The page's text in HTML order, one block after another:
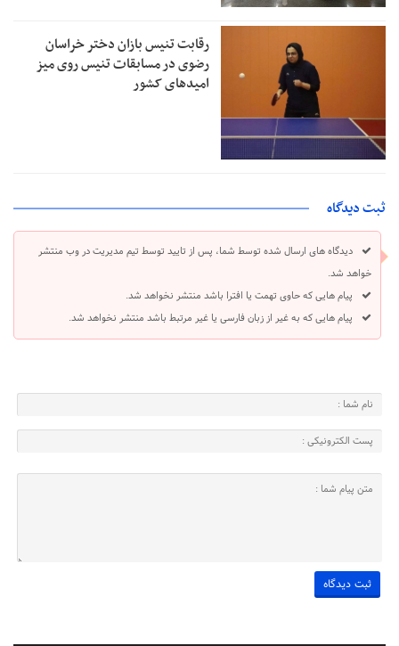
رقابت تنیس بازان دختر خراسان
رضوی در مسابقات تنیس روی میز
امیدهای کشور
ثبت دیدگاه
دیدگاه های ارسال شده توسط شما، پس از تایید توسط تیم مدیریت در وب منتشر
خواهد شد.
پیام هایی که حاوی تهمت یا افترا باشد منتشر نخواهد شد.
پیام هایی که به غیر از زبان فارسی یا غیر مرتبط باشد منتشر نخواهد شد.